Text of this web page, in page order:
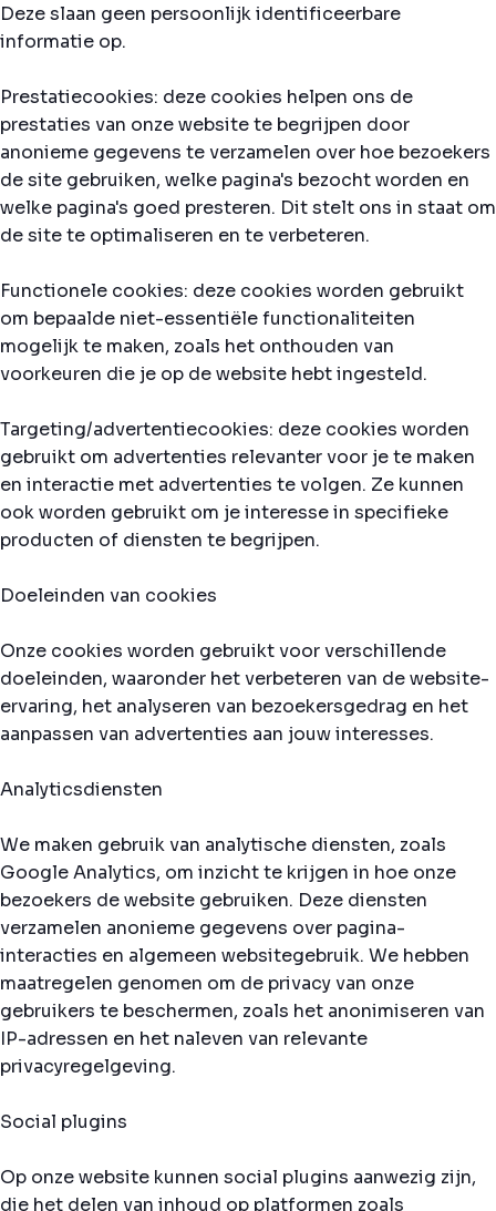
Deze slaan geen persoonlijk identificeerbare
informatie op.
Prestatiecookies: deze cookies helpen ons de
prestaties van onze website te begrijpen door
anonieme gegevens te verzamelen over hoe bezoekers
de site gebruiken, welke pagina's bezocht worden en
welke pagina's goed presteren. Dit stelt ons in staat om
de site te optimaliseren en te verbeteren.
Functionele cookies: deze cookies worden gebruikt
om bepaalde niet-essentiële functionaliteiten
mogelijk te maken, zoals het onthouden van
voorkeuren die je op de website hebt ingesteld.
Targeting/advertentiecookies: deze cookies worden
gebruikt om advertenties relevanter voor je te maken
en interactie met advertenties te volgen. Ze kunnen
ook worden gebruikt om je interesse in specifieke
producten of diensten te begrijpen.
Doeleinden van cookies
Onze cookies worden gebruikt voor verschillende
doeleinden, waaronder het verbeteren van de website-
ervaring, het analyseren van bezoekersgedrag en het
aanpassen van advertenties aan jouw interesses.
Analyticsdiensten
We maken gebruik van analytische diensten, zoals
Google Analytics, om inzicht te krijgen in hoe onze
bezoekers de website gebruiken. Deze diensten
verzamelen anonieme gegevens over pagina-
interacties en algemeen websitegebruik. We hebben
maatregelen genomen om de privacy van onze
gebruikers te beschermen, zoals het anonimiseren van
IP-adressen en het naleven van relevante
privacyregelgeving.
Social plugins
Op onze website kunnen social plugins aanwezig zijn,
die het delen van inhoud op platformen zoals